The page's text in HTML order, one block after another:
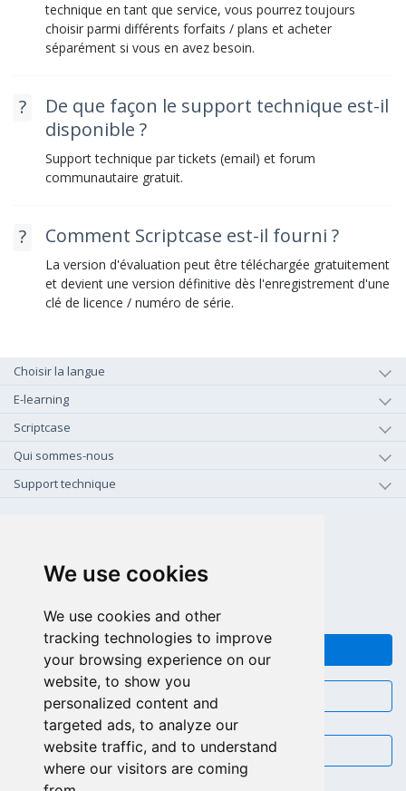
We use cookies
We use cookies and other
tracking technologies to improve
your browsing experience on our
website, to show you
personalized content and
targeted ads, to analyze our
website traffic, and to understand
where our visitors are coming
technique en tant que service, vous pourrez toujours
choisir parmi différents forfaits / plans et acheter
séparément si vous en avez besoin.
De que façon le support technique est-il
disponible ?
Support technique par tickets (email) et forum
communautaire gratuit.
Comment Scriptcase est-il fourni ?
La version d'évaluation peut être téléchargée gratuitement
et devient une version définitive dès l'enregistrement d'une
clé de licence / numéro de série.
Choisir la langue
E-learning
Scriptcase
Qui sommes-nous
Support technique
+55 81 97102-7382
FEEDBACK
CHAT
EMAIL